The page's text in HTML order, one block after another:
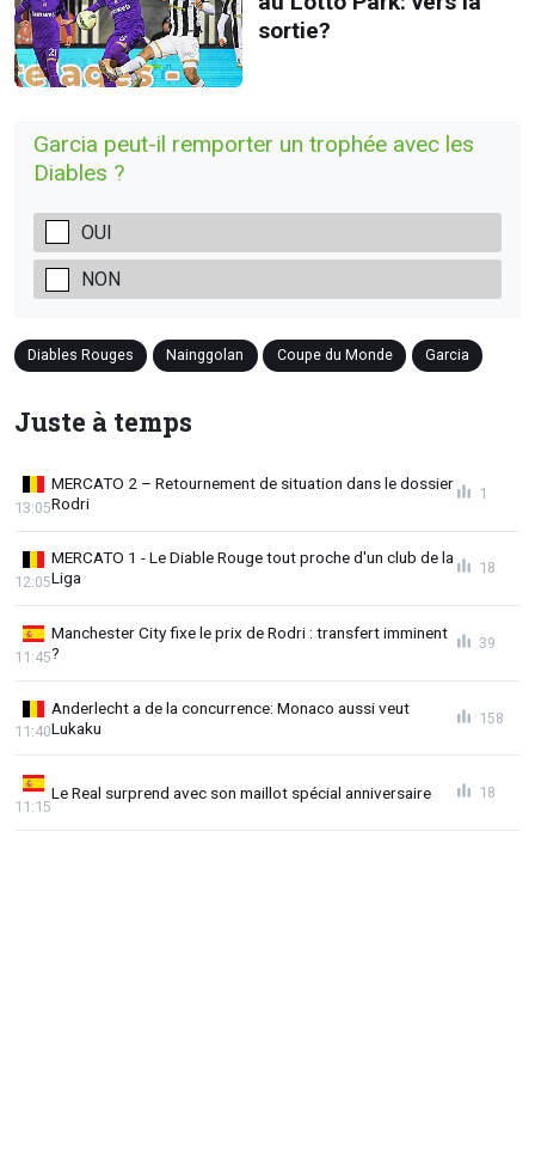
sortie?
Garcia peut-il remporter un trophée avec les
Diables ?
OUI
NON
Diables Rouges Nainggolan Coupe du Monde Garcia
Juste à temps
MERCATO 2 – Retournement de situation dans le dossier
Rodri
13:05
1
MERCATO 1 - Le Diable Rouge tout proche d'un club de la
Liga
12:05
18
Manchester City fixe le prix de Rodri : transfert imminent
?
11:45
39
Anderlecht a de la concurrence: Monaco aussi veut
Lukaku
11:40
158
Le Real surprend avec son maillot spécial anniversaire
11:15
18